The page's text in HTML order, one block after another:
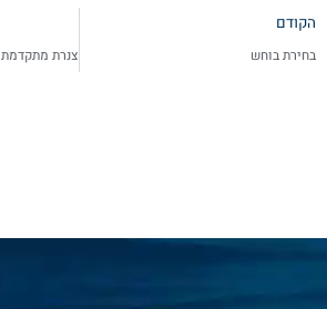
הקודם
בחירת בוחש